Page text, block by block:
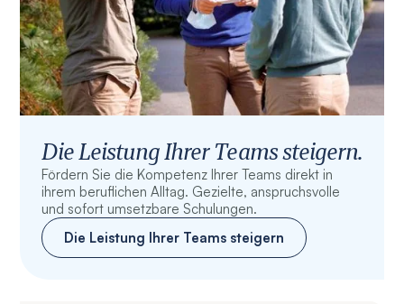
Die Leistung Ihrer Teams steigern.
Fördern Sie die Kompetenz Ihrer Teams direkt in
ihrem beruflichen Alltag. Gezielte, anspruchsvolle
und sofort umsetzbare Schulungen.
Die Leistung Ihrer Teams steigern